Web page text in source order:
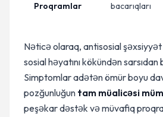
Proqramlar
bacarıqları
Nəticə olaraq, antisosial
sosial həyatını kökündən
Simptomlar adətən ömür boyu
pozğunluğun tam müalicəsi
peşəkar dəstək və müvafiq